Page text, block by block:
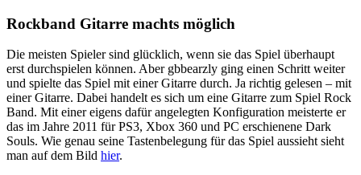
Rockband Gitarre machts möglich
Die meisten Spieler sind glücklich, wenn sie das Spiel überhaupt
erst durchspielen können. Aber gbbearzly ging einen Schritt weiter
und spielte das Spiel mit einer Gitarre durch. Ja richtig gelesen – mit
einer Gitarre. Dabei handelt es sich um eine Gitarre zum Spiel Rock
Band. Mit einer eigens dafür angelegten Konfiguration meisterte er
das im Jahre 2011 für PS3, Xbox 360 und PC erschienene Dark
Souls. Wie genau seine Tastenbelegung für das Spiel aussieht sieht
man auf dem Bild hier.